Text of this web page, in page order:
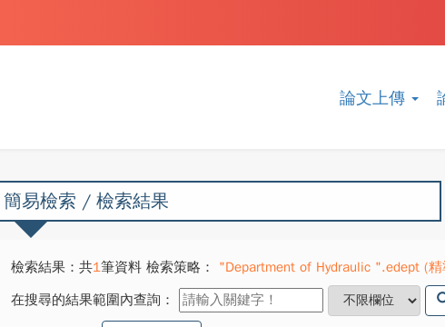
論文上傳
簡易檢索 / 檢索結果
檢索結果：共1筆資料 檢索策略：
"Department of Hydraulic ".edept (
在搜尋的結果範圍內查詢：